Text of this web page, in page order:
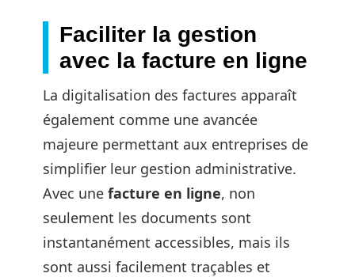
Faciliter la gestion
avec la facture en ligne
La digitalisation des factures apparaît
également comme une avancée
majeure permettant aux entreprises de
simplifier leur gestion administrative.
Avec une facture en ligne, non
seulement les documents sont
instantanément accessibles, mais ils
sont aussi facilement traçables et